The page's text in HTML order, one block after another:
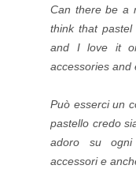
Can there be a
think that
and I love it
accessories and
Può esserci un
pastello credo
adoro su ogni
accessori e